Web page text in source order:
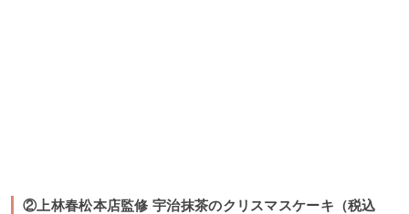
②上林春松本店監修 宇治抹茶のクリスマスケーキ（税込